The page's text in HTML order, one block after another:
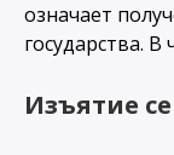
означает
государства.
Изъятие